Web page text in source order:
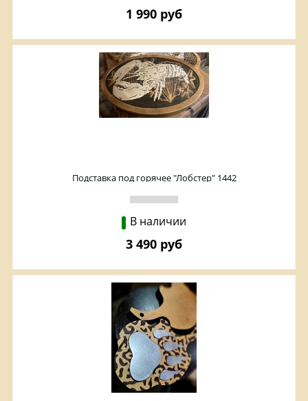
1 990 руб
Подставка под горячее "Лобстер" 1442
В наличии
3 490 руб